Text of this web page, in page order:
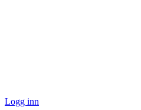
Logg inn